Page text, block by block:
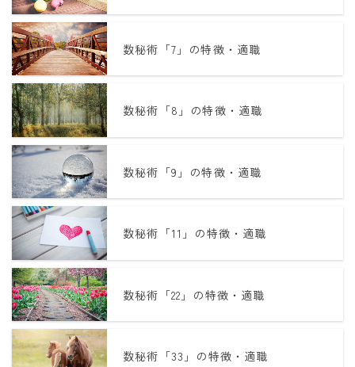
十二直
二十八宿
二十七宿
誕生シンボル
年齢と学年
年齢・干支
学年
子供のお祝い
厄年
長寿のお祝い
季節の工作
紋切り遊び
数秘術「7」の特徴・適職
数秘術「8」の特徴・適職
数秘術「9」の特徴・適職
数秘術「11」の特徴・適職
数秘術「22」の特徴・適職
数秘術「33」の特徴・適職